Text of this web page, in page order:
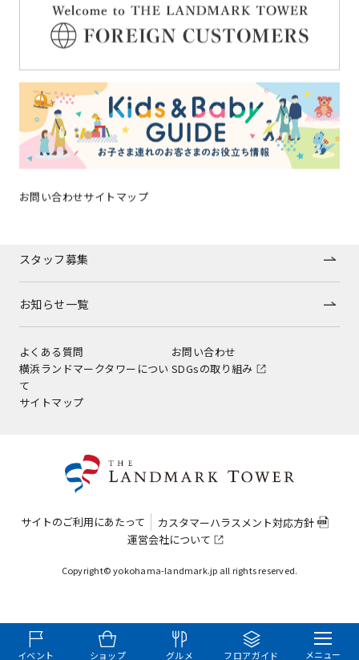
イベント ショップ グルメ フロアガイド メニュー
お問い合わせサイトマップ
施設案内
アクセス
みなとみらいポイントアプリ
キッズ＆ベビーガイド
スタッフ募集
お知らせ一覧
よくある質問
お問い合わせ
横浜ランドマークタワーについ
て
SDGsの取り組み
サイトマップ
サイトのご利用にあたって
カスタマーハラスメント対応方針
運営会社について
Copyright© yokohama-landmark.jp all rights reserved.